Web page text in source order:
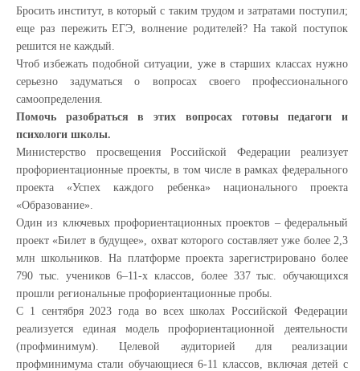
Бросить институт, в который с таким трудом и затратами поступил;
еще раз пережить ЕГЭ, волнение родителей? На такой поступок
решится не каждый.
Чтоб избежать подобной ситуации, уже в старших классах нужно
серьезно задуматься о вопросах своего профессионального
самоопределения.
Помочь разобраться в этих вопросах готовы педагоги и
психологи школы.
Министерство просвещения Российской Федерации реализует
профориентационные проекты, в том числе в рамках федерального
проекта «Успех каждого ребенка» национального проекта
«Образование».
Один из ключевых профориентационных проектов – федеральный
проект «Билет в будущее», охват которого составляет уже более 2,3
млн школьников. На платформе проекта зарегистрировано более
790 тыс. учеников 6–11-х классов, более 337 тыс. обучающихся
прошли региональные профориентационные пробы.
С 1 сентября 2023 года во всех школах Российской Федерации
реализуется единая модель профориентационной деятельности
(профминимум). Целевой аудиторией для реализации
профминимума стали обучающиеся 6-11 классов, включая детей с